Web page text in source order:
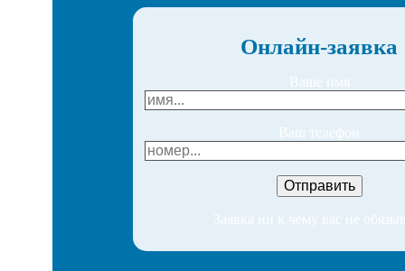
Онлайн-заявка
Ваше имя
Ваш телефон
Заявка ни к чему вас не